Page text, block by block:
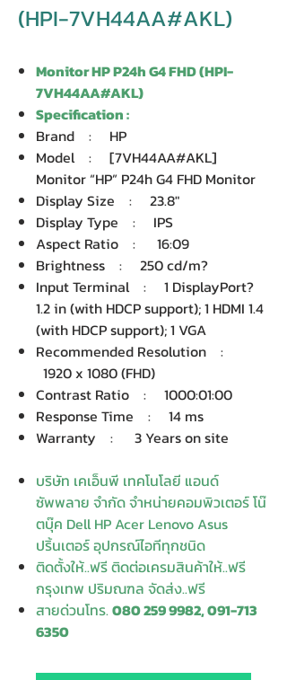
(HPI-7VH44AA#AKL)
Monitor HP P24h G4 FHD (HPI-
7VH44AA#AKL)
Specification :
Brand : HP
Model : [7VH44AA#AKL]
Monitor “HP” P24h G4 FHD Monitor
Display Size : 23.8″
Display Type : IPS
Aspect Ratio : 16:09
Brightness : 250 cd/m?
Input Terminal : 1 DisplayPort?
1.2 in (with HDCP support); 1 HDMI 1.4
(with HDCP support); 1 VGA
Recommended Resolution :
1920 x 1080 (FHD)
Contrast Ratio : 1000:01:00
Response Time : 14 ms
Warranty : 3 Years on site
บริษัท เคเอ็นพี เทคโนโลยี แอนด์
ซัพพลาย จำกัด จำหน่ายคอมพิวเตอร์ โน๊
ตบุ๊ค Dell HP Acer Lenovo Asus
ปริ้นเตอร์ อุปกรณ์ไอทีทุกชนิด
ติดตั้งให้..ฟรี ติดต่อเครมสินค้าให้..ฟรี
กรุงเทพ ปริมณฑล จัดส่ง..ฟรี
สายด่วนโทร.080 259 9982, 091-713
6350